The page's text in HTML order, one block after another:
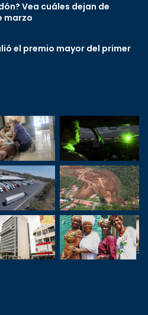
Vea cuáles dejan de
marzo
el premio mayor del primer